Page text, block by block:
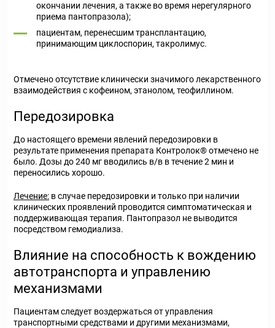
окончании лечения, а также во время нерегулярного
приема пантопразола);
пациентам, перенесшим трансплантацию,
принимающим циклоспорин, такролимус.
Отмечено отсутствие клинически значимого лекарственного
взаимодействия с кофеином, этанолом, теофиллином.
Передозировка
До настоящего времени явлений передозировки в
результате применения препарата Контролок® отмечено не
было. Дозы до 240 мг вводились в/в в течение 2 мин и
переносились хорошо.
Лечение: в случае передозировки и только при наличии
клинических проявлений проводится симптоматическая и
поддерживающая терапия. Пантопразол не выводится
посредством гемодиализа.
Влияние на способность к вождению
автотранспорта и управлению
механизмами
Пациентам следует воздержаться от управления
транспортными средствами и другими механизмами,